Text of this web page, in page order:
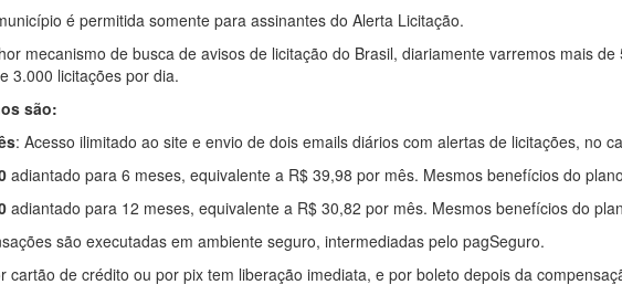
é permitida somente para assinantes do Alerta Licitação.
mecanismo de busca de avisos de licitação do Brasil, diariamente varremos mais
3.000 licitações por dia.
são:
: Acesso ilimitado ao site e envio de dois emails diários com alertas de licitações, no
adiantado para 6 meses, equivalente a R$ 39,98 por mês. Mesmos benefícios do
adiantado para 12 meses, equivalente a R$ 30,82 por mês. Mesmos benefícios do
são executadas em ambiente seguro, intermediadas pelo pagSeguro.
cartão de crédito ou por pix tem liberação imediata, e por boleto depois da